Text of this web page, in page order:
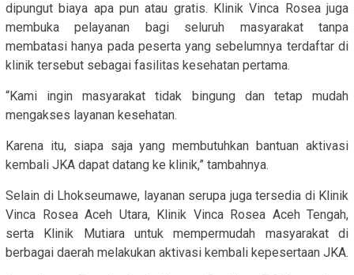
dipungut biaya apa pun atau gratis. Klinik Vinca Rosea juga
membuka pelayanan bagi seluruh masyarakat tanpa
membatasi hanya pada peserta yang sebelumnya terdaftar di
klinik tersebut sebagai fasilitas kesehatan pertama.
“Kami ingin masyarakat tidak bingung dan tetap mudah
mengakses layanan kesehatan.
Karena itu, siapa saja yang membutuhkan bantuan aktivasi
kembali JKA dapat datang ke klinik,” tambahnya.
Selain di Lhokseumawe, layanan serupa juga tersedia di Klinik
Vinca Rosea Aceh Utara, Klinik Vinca Rosea Aceh Tengah,
serta Klinik Mutiara untuk mempermudah masyarakat di
berbagai daerah melakukan aktivasi kembali kepesertaan JKA.